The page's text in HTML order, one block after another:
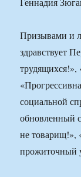
Призывами и
здравствует
трудящихся!»,
социальной
обновленный
не
прожиточный